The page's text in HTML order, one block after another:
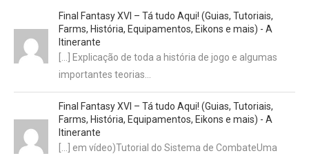
Final Fantasy XVI – Tá tudo Aqui! (Guias, Tutoriais,
Farms, História, Equipamentos, Eikons e mais) - A
Itinerante
[…] Explicação de toda a história de jogo e algumas
importantes teorias…
Final Fantasy XVI – Tá tudo Aqui! (Guias, Tutoriais,
Farms, História, Equipamentos, Eikons e mais) - A
Itinerante
[…] em vídeo)Tutorial do Sistema de CombateUma